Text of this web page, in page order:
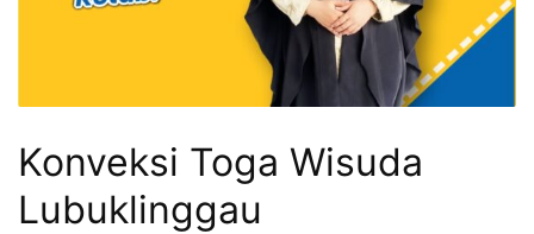
Konveksi Toga Wisuda
Lubuklinggau